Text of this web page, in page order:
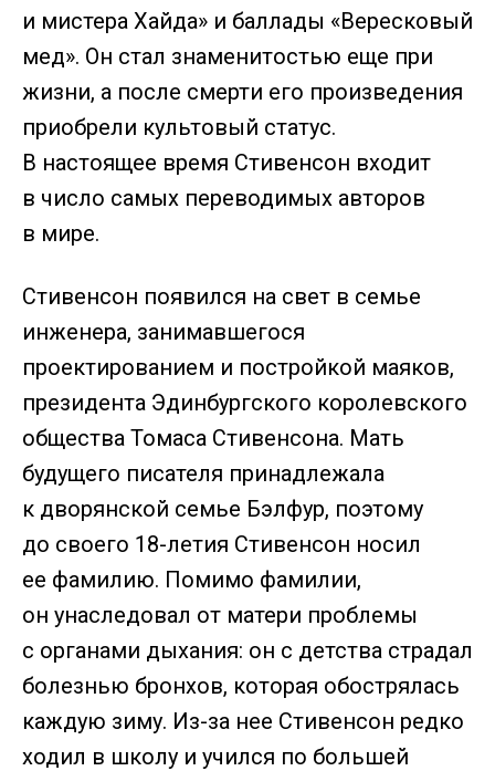
и мистера Хайда» и баллады «Вересковый
мед». Он стал знаменитостью еще при
жизни, а после смерти его произведения
приобрели культовый статус.
В настоящее время Стивенсон входит
в число самых переводимых авторов
в мире.
Стивенсон появился на свет в семье
инженера, занимавшегося
проектированием и постройкой маяков,
президента Эдинбургского королевского
общества Томаса Стивенсона. Мать
будущего писателя принадлежала
к дворянской семье Бэлфур, поэтому
до своего 18-летия Стивенсон носил
ее фамилию. Помимо фамилии,
он унаследовал от матери проблемы
с органами дыхания: он с детства страдал
болезнью бронхов, которая обострялась
каждую зиму. Из-за нее Стивенсон редко
ходил в школу и учился по большей